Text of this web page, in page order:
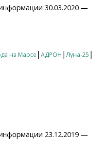
30.03.2020 —
на Марсе | АДРОН |Луна-25 |
23.12.2019 —